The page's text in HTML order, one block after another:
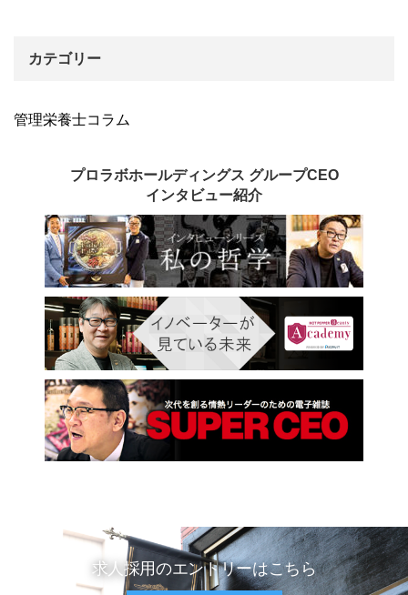
カテゴリー
管理栄養士コラム
プロラボホールディングス グループCEO
インタビュー紹介
求人採用のエントリーはこちら